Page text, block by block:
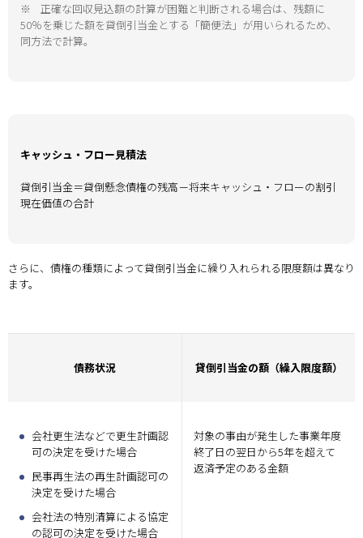
※
正確な回収見込額の計算が困難と判断される場合は、残額に
50％を乗じた額を貸倒引当金とする「簡便法」が用いられるため、
同方法で計算。
キャッシュ・フロー見積法
貸倒引当金＝貸倒懸念債権の残高－将来キャッシュ・フローの割引
現在価値の合計
さらに、債権の種類によって貸倒引当金に繰り入れられる限度額は異なり
ます。
債務状況 貸倒引当金の額（繰入限度額）
会社更生法などで更生計画認
可の決定を受けた場合
民事再生法の再生計画認可の
決定を受けた場合
会社法の特別清算による協定
の認可の決定を受けた場合
対象の事由が発生した事業年度
終了日の翌日から5年を超えて
返済予定のある金額